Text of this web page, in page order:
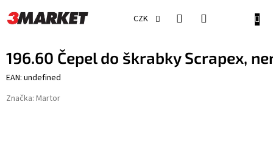
na
obsah
CZK
196.60 Čepel do škrabky Scrapex,
EAN: undefined
Značka: Martor